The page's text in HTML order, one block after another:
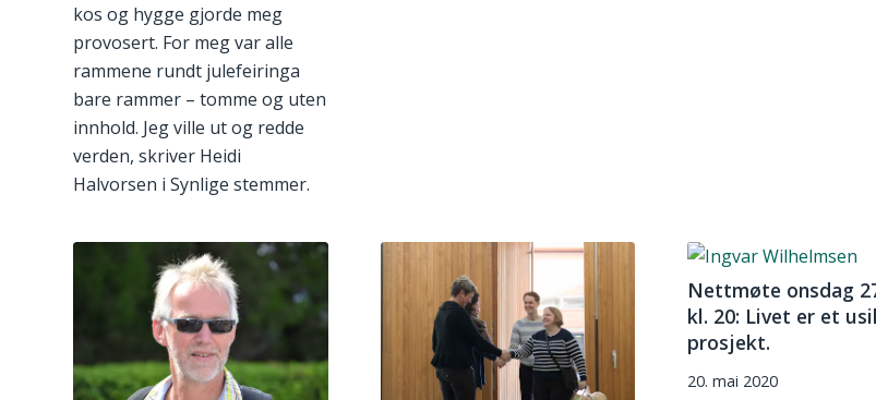
kos og hygge gjorde meg
provosert. For meg var alle
rammene rundt julefeiringa
bare rammer – tomme og uten
innhold. Jeg ville ut og redde
verden, skriver Heidi
Halvorsen i Synlige stemmer.
Nettmøte onsdag
kl. 20: Livet er et
prosjekt.
20. mai 2020